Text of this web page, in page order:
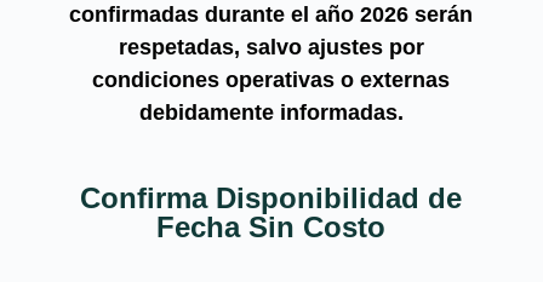
confirmadas durante el año2026 serán
respetadas, salvo ajustes por
condiciones operativas o externas
debidamente informadas.
Confirma Disponibilidad de
Fecha Sin Costo